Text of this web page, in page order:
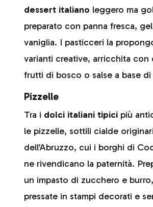
dessert italiano leggero ma
preparato con panna fresca,
vaniglia. I pasticceri la
varianti creative, arricchita
frutti di bosco o salse a base
Pizzelle
Tra i dolci italiani tipici più
le pizzelle, sottili cialde
dell’Abruzzo, cui i borghi di
ne rivendicano la paternità.
un impasto di zucchero e
pressate in stampi decorati e